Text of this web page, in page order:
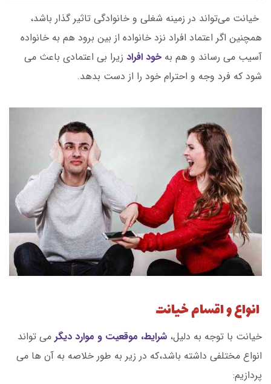
خیانت می‌تواند در زمینه شغلی و خانوادگی تاثیر گذار باشد،
همچنین اگر اعتماد افراد نزد خانواده از بین برود هم به خانواده
آسیب می رساند و هم به خود افراد زیرا بی اعتمادی باعث می
شود که فرد وجه و احترام خود را از دست بدهد.
انواع و اقسام خیانت
خیانت با توجه به دلیل، شرایط، موقعیت و موارد دیگر می تواند
انواع مختلفی داشته باشد،که در زیر به طور خلاصه به آن ها می
پردازیم: